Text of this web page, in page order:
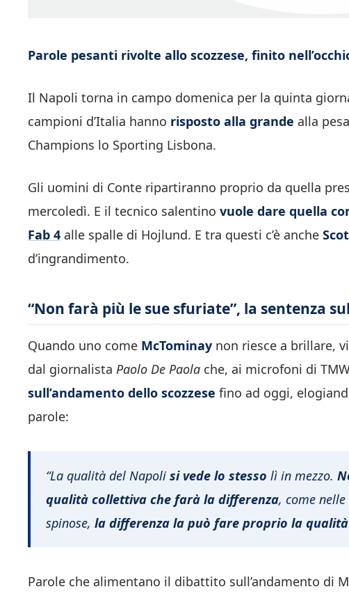
Parole pesanti rivolte allo scozzese, finito
Il Napoli torna in campo domenica per la quinta
campioni d’Italia hanno risposto alla grande alla
Champions lo Sporting Lisbona.
Gli uomini di Conte ripartiranno proprio da quella
mercoledì. E il tecnico salentino vuole dare quella
Fab 4 alle spalle di Hojlund. E tra questi c’è anche
d’ingrandimento.
“Non farà più le sue sfuriate”, la sentenza
Quando uno come McTominay non riesce a brillare,
dal giornalista Paolo De Paola che, ai microfoni di
sull’andamento dello scozzese fino ad oggi,
parole:
“La qualità del Napoli si vede lo stesso lì in mezzo.
qualità collettiva che farà la differenza, come
spinose, la differenza la può fare proprio la
Parole che alimentano il dibattito sull’andamento di